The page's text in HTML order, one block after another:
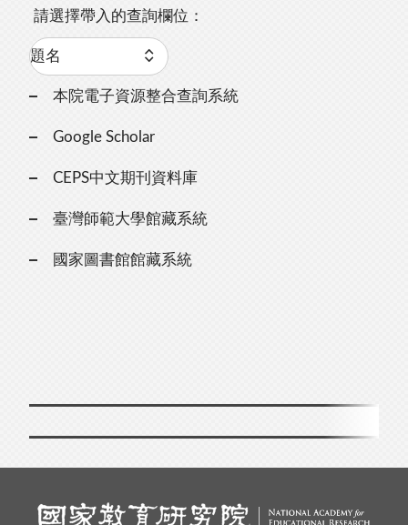
請選擇帶入的查詢欄位：
本院電子資源整合查詢系統
Google Scholar
CEPS中文期刊資料庫
臺灣師範大學館藏系統
國家圖書館館藏系統